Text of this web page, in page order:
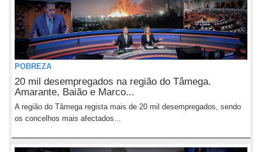
POBREZA
20 mil desempregados na região do Tâmega.
Amarante, Baião e Marco...
A região do Tâmega regista mais de 20 mil desempregados, sendo
os concelhos mais afectados...